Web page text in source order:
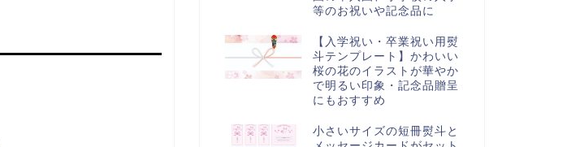
等のお祝いや記念品に
【入学祝い・卒業祝い用熨
斗テンプレート】かわいい
桜の花のイラストが華やか
で明るい印象・記念品贈呈
にもおすすめ
小さいサイズの短冊熨斗と